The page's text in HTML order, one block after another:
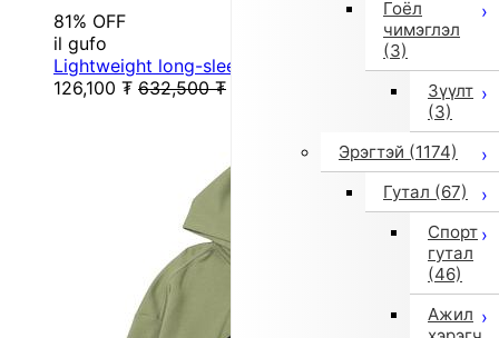
Гоёл
чимэглэл
(3)
Зүүлт
(3)
Эрэгтэй (1174)
Гутал (67)
Спорт
гутал
(46)
Ажил
81% OFF
il gufo
Lightweight long-sleeve T-shirt (White)
126,100 ₮ 632,500 ₮